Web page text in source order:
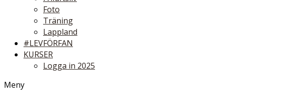
Foto
Träning
Lappland
#LEVFÖRFAN
KURSER
Logga in 2025
Meny